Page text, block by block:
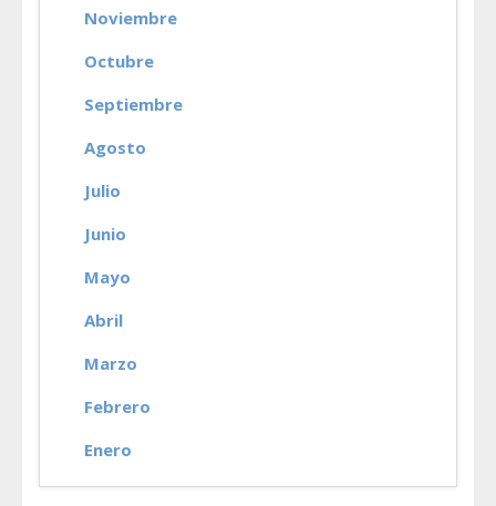
Noviembre
Octubre
Septiembre
Agosto
Julio
Junio
Mayo
Abril
Marzo
Febrero
Enero